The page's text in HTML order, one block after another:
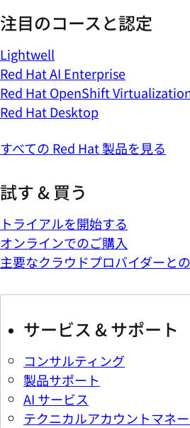
注目のコースと認定
Lightwell
Red Hat AI Enterprise
Red Hat OpenShift
Red Hat Desktop
すべての Red Hat 製品を見る
試す & 買う
トライアルを開始する
オンラインでのご購入
主要なクラウドプロバイダーと
サービス & サポート
コンサルティング
製品サポート
AI サービス
テクニカルアカウントマネ